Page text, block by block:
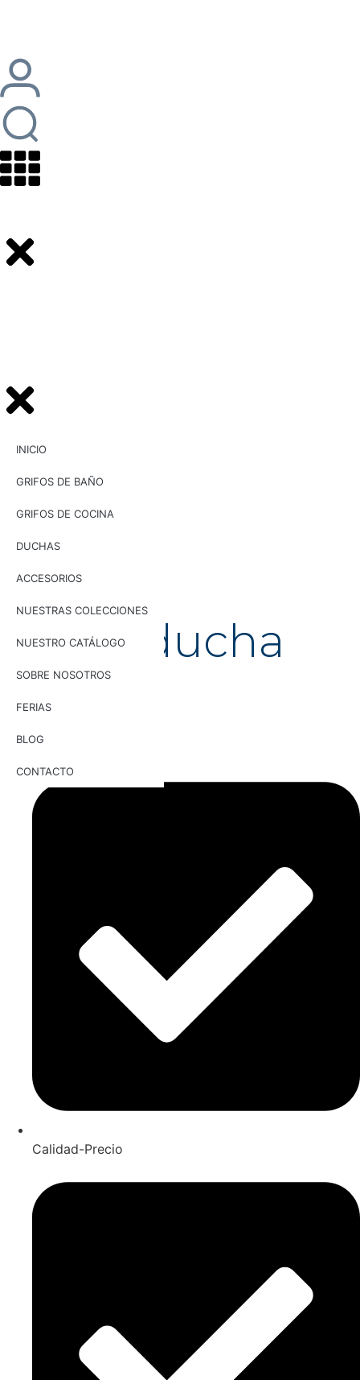
INICIO
GRIFOS DE BAÑO
GRIFOS DE COCINA
DUCHAS
ACCESORIOS
NUESTRAS COLECCIONES
NUESTRO CATÁLOGO
SOBRE NOSOTROS
FERIAS
BLOG
CONTACTO
UG32003
Kit de ducha
SOL
Calidad-Precio